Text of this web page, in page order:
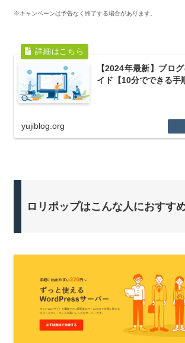
※キャンペーンは予告なく終了する場合があります。
【2024年最新】ブロ
イド【10分でできる手
yujiblog.org
ロリポップはこんな人におすす